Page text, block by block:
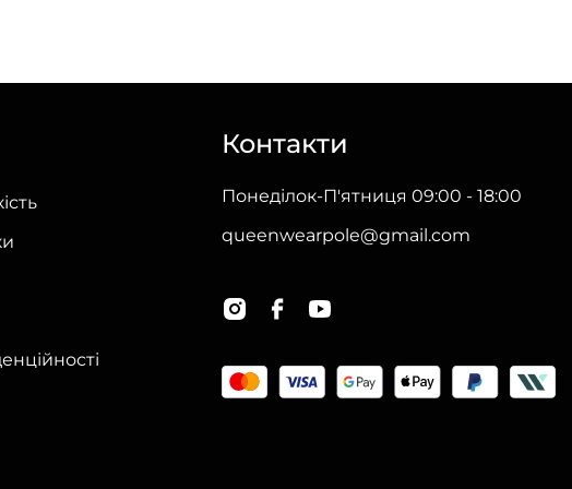
Контакти
Понеділок-П'ятниця 09:00 - 18:00
queenwearpole@gmail.com